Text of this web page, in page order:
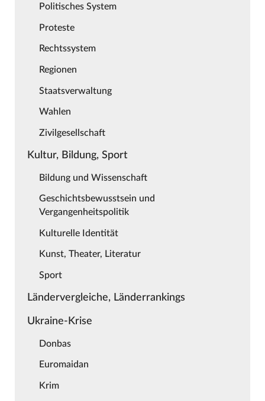
Politisches System
Proteste
Rechtssystem
Regionen
Staatsverwaltung
Wahlen
Zivilgesellschaft
Kultur, Bildung, Sport
Bildung und Wissenschaft
Geschichtsbewusstsein und
Vergangenheitspolitik
Kulturelle Identität
Kunst, Theater, Literatur
Sport
Ländervergleiche, Länderrankings
Ukraine-Krise
Donbas
Euromaidan
Krim